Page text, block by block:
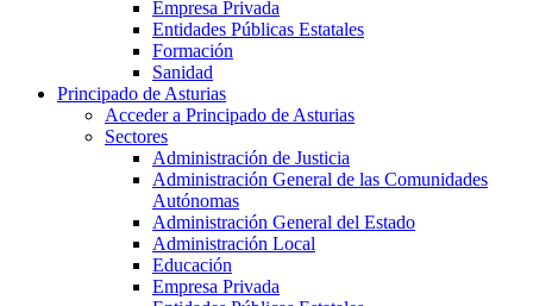
Empresa Privada
Entidades Públicas Estatales
Formación
Sanidad
Principado de Asturias
Acceder a Principado de Asturias
Sectores
Administración de Justicia
Administración General de las Comunidades
Autónomas
Administración General del Estado
Administración Local
Educación
Empresa Privada